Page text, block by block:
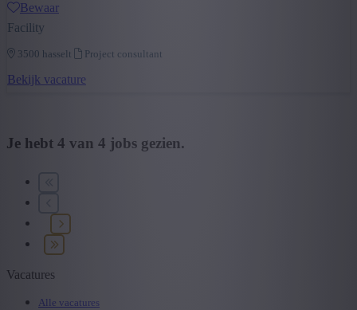
Bewaar
Facility
3500 hasselt Project consultant
Bekijk vacature
Je hebt 4 van 4 jobs gezien.
Vacatures
Alle vacatures